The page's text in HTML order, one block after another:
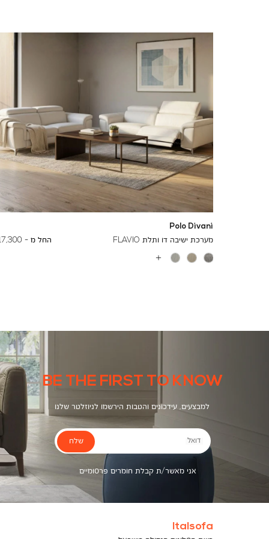
Polo Divani
מערכת ישיבה דו ותלת FLAVIO
החל מ - ₪ To
29,000 ₪
BE THE FIRST TO KNOW
למבצעים, עידכונים והטבות הירשמו לניוזלטר שלנו
דואל
אני מאשר/ת קבלת חומרים פרסומיים
שלח
Italsofa